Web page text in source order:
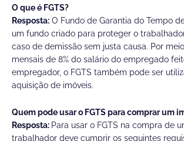
O que é FGTS?
Resposta: O Fundo de Garantia do Tempo
um fundo criado para proteger o
caso de demissão sem justa causa. Por
mensais de 8% do salário do empregado
empregador, o FGTS também pode ser
aquisição de imóveis.
Quem pode usar o FGTS para comprar um
Resposta: Para usar o FGTS na compra de
trabalhador deve cumprir os seguintes